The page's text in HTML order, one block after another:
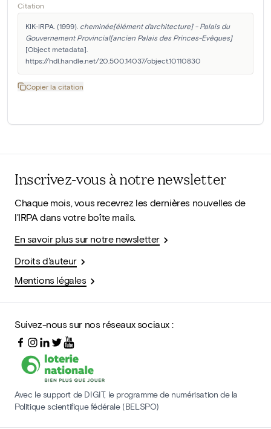
Citation
KIK-IRPA. (1999). cheminée[élément d'architecture] - Palais du
Gouvernement Provincial[ancien Palais des Princes-Evêques]
[Object metadata].
https://hdl.handle.net/20.500.14037/object.10110830
Copier la citation
Inscrivez-vous à notre newsletter
Chaque mois, vous recevrez les dernières nouvelles de
l'IRPA dans votre boîte mails.
En savoir plus sur notre newsletter
Droits d'auteur
Mentions légales
Suivez-nous sur nos réseaux sociaux :
Avec le support de DIGIT, le programme de numérisation de la
Politique scientifique fédérale (BELSPO)